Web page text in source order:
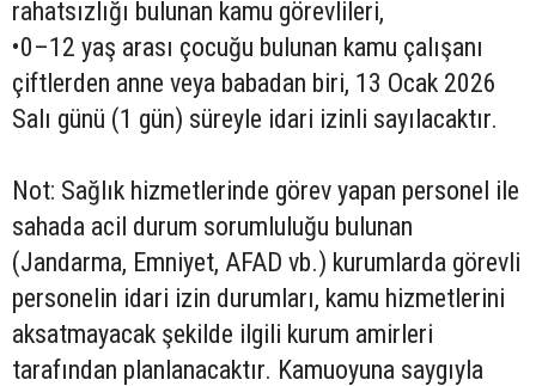
rahatsızlığı bulunan kamu görevlileri,
•0–12 yaş arası çocuğu bulunan kamu çalışanı
çiftlerden anne veya babadan biri, 13 Ocak 2026
Salı günü (1 gün) süreyle idari izinli sayılacaktır.
Not: Sağlık hizmetlerinde görev yapan personel ile
sahada acil durum sorumluluğu bulunan
(Jandarma, Emniyet, AFAD vb.) kurumlarda görevli
personelin idari izin durumları, kamu hizmetlerini
aksatmayacak şekilde ilgili kurum amirleri
tarafından planlanacaktır. Kamuoyuna saygıyla